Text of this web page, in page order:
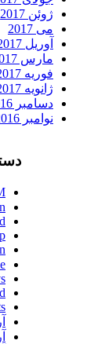
مارس 2017
دسامبر 2016
ACven و TEYHO
Emo Band
Espertip
Homxigen
The Ways
Band
Artists